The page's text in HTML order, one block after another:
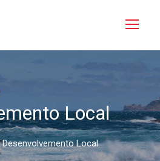
Local
Desenvolvemento Local